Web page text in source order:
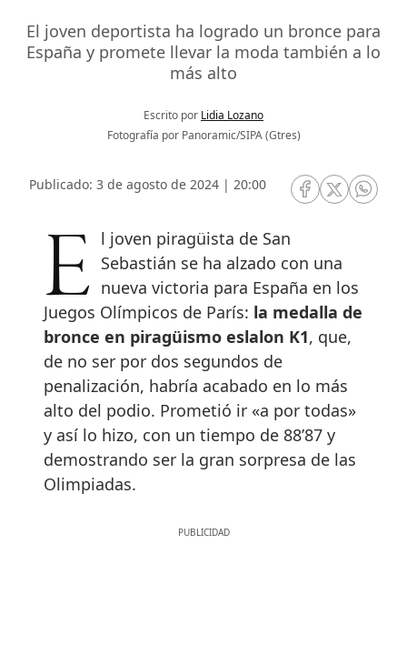
El joven deportista ha logrado un bronce para
España y promete llevar la moda también a lo
más alto
Escrito por Lidia Lozano
Fotografía por Panoramic/SIPA (Gtres)
Publicado: 3 de agosto de 2024 | 20:00
RRSS Facebook
RRSSRRSS
El joven piragüista de San Sebastián se ha alzado con una
nueva victoria para España en los
Juegos Olímpicos de París: la medalla de
bronce en piragüismo eslalon K1, que,
de no ser por dos segundos de
penalización, habría acabado en lo más
alto del podio. Prometió ir «a por todas»
y así lo hizo, con un tiempo de 88’87 y
demostrando ser la gran sorpresa de las
Olimpiadas.